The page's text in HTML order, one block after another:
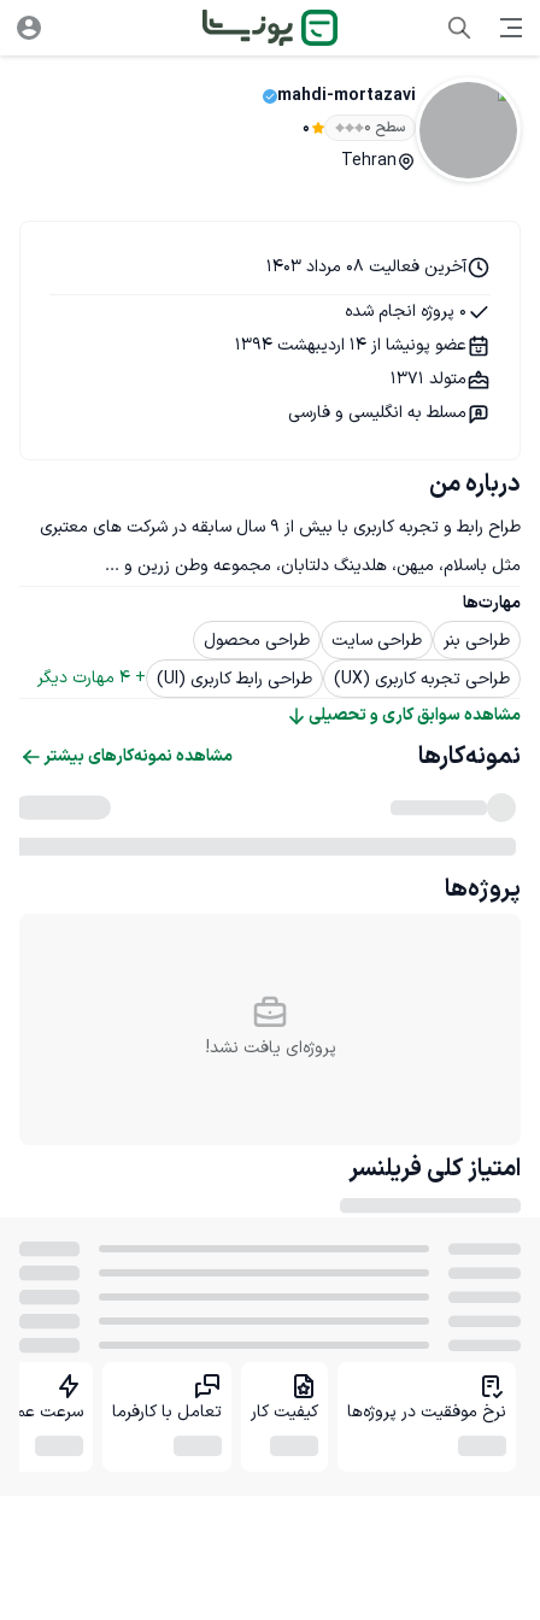
mahdi-mortazavi
سطح ۰ 0
Tehran
درباره من
طراح رابط و تجربه کاربری با بیش از 9 سال سابقه در شرکت های معتبری
مثل باسلام، میهن، هلدینگ دلتابان، مجموعه وطن زرین و ...
مهارت‌ها
طراحی بنر
طراحی سایت
طراحی محصول
طراحی تجربه کاربری (UX)
طراحی رابط کاربری (UI) +
4 مهارت دیگر
مشاهده سوابق کاری و تحصیلی
آخرین فعالیت 08 مرداد 1403
0 پروژه انجام شده
عضو پونیشا از 14 اردیبهشت 1394
متولد 1371
مسلط به انگلیسی و فارسی
نمونه‌کارها مشاهده نمونه‌کارهای بیشتر
پروژه‌ها
پروژه‌ای یافت نشد!
امتیاز کلی فریلنسر
نرخ موفقیت در پروژه‌ها کیفیت کار تعامل با کارفرما سرعت عمل